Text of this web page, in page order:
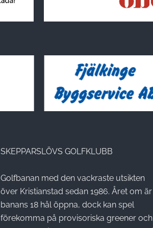
SKEPPARSLÖVS GOLFKLUBB
Golfbanan med den vackraste utsikten
över Kristianstad sedan 1986. Året om är
banans 18 hål öppna, dock kan spel
förekomma på provisoriska greener och